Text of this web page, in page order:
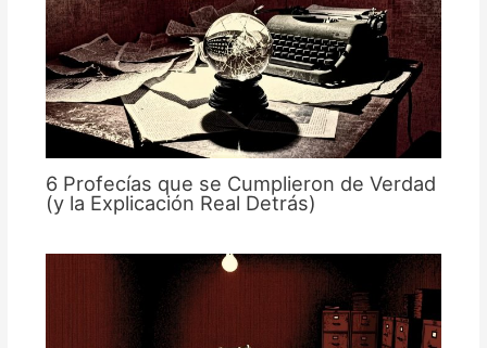
6 Profecías que se Cumplieron de Verdad
(y la Explicación Real Detrás)